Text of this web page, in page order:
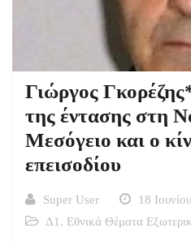
Γιώργος
της έντασης στη
Μεσόγειο και ο
επεισοδίου
Super User
18
Δ1. Εθνικά Θέματα